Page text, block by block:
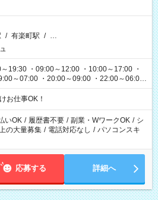
/ 有楽町駅 / …
19:30 ・09:00～12:00 ・10:00～17:00 ・
～07:00 ・20:00～09:00 ・22:00～06:00
お仕事OK！
いOK / 履歴書不要 / 副業・WワークOK / シ
の大量募集 / 電話対応なし / パソコンスキ
応募する 詳細へ